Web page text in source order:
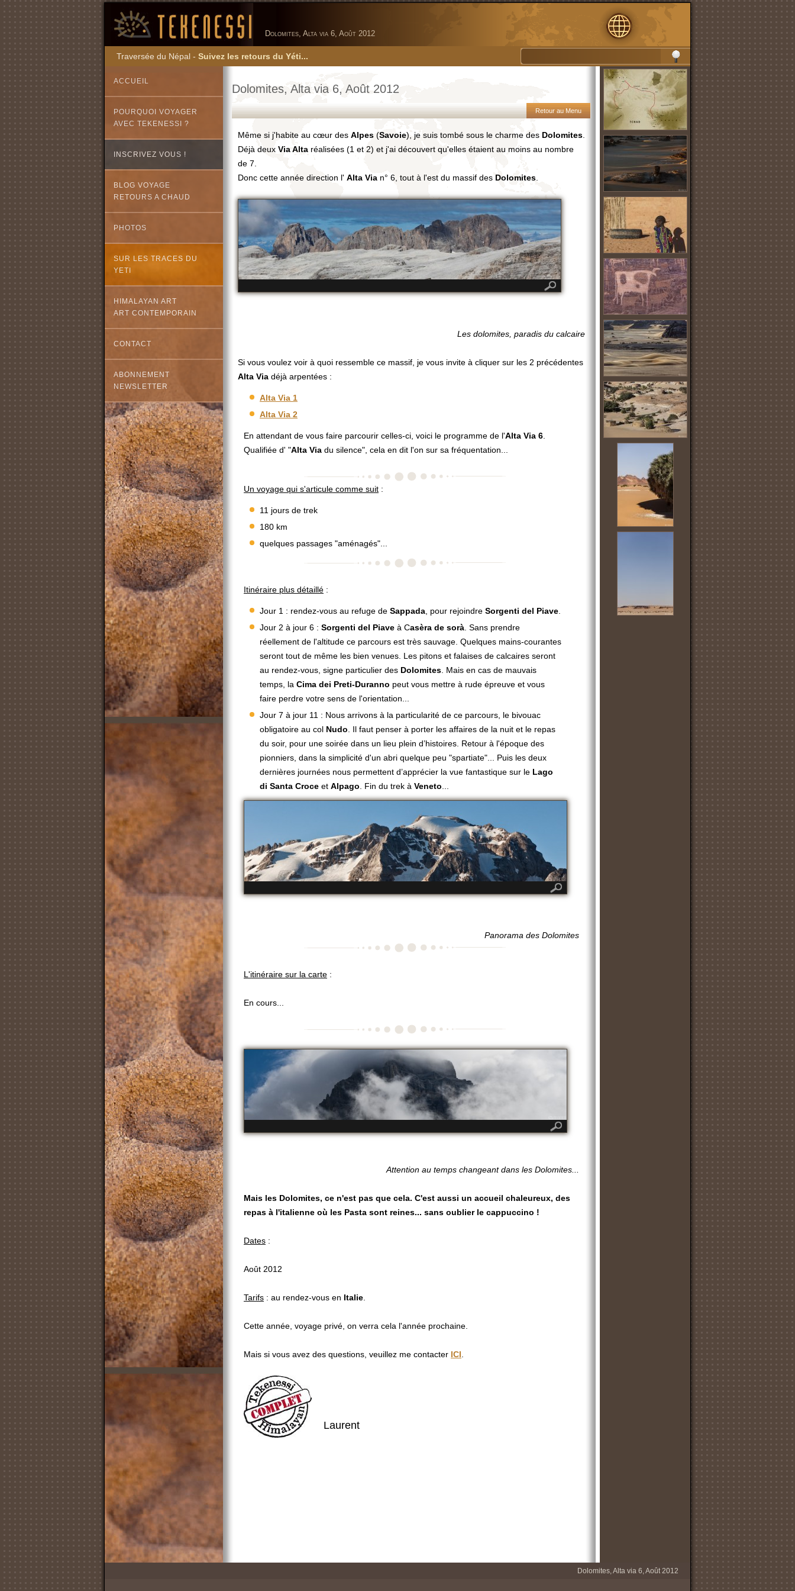
Dolomites, Alta via 6, Août 2012
Traversée du Népal - Suivez les retours du Yéti...
ACCUEIL
POURQUOI VOYAGER
AVEC TEKENESSI ?
INSCRIVEZ VOUS !
BLOG VOYAGE
RETOURS A CHAUD
PHOTOS
SUR LES TRACES DU
YETI
HIMALAYAN ART
ART CONTEMPORAIN
CONTACT
ABONNEMENT
NEWSLETTER
Dolomites, Alta via 6, Août 2012
Retour au Menu
Même si j'habite au cœur des Alpes (Savoie), je suis tombé sous le charme des Dolomites
Déjà deux Via Alta réalisées (1 et 2) et j'ai découvert qu'elles étaient au moins au nombre
de 7.
Donc cette année direction l' Alta Via n° 6, tout à l'est du massif des Dolomites
Les dolomites, paradis du calcaire
Si vous voulez voir à quoi ressemble ce massif, je vous invite à cliquer sur les 2 précédentes
Alta Via déjà arpentées :
Alta Via 1
Alta Via 2
En attendant de vous faire parcourir celles-ci, voici le programme de l'Alta Via 6
Qualifiée d' "Alta Via du silence", cela en dit l'on sur sa fréquentation...
Un voyage qui s'articule comme suit :
11 jours de trek
180 km
quelques passages "aménagés"...
Itinéraire plus détaillé :
Jour 1 : rendez-vous au refuge de Sappada , pour rejoindre Sorgenti del Piave
Jour 2 à jour 6 : Sorgenti del Piave à Casèra de sorà . Sans prendre
réellement de l'altitude ce parcours est très sauvage. Quelques mains-courantes
seront tout de même les bien venues. Les pitons et falaises de calcaires seront
au rendez-vous, signe particulier des Dolomites . Mais en cas de mauvais
temps, la Cima dei Preti-Duranno peut vous mettre à rude épreuve et vous
faire perdre votre sens de l'orientation...
Jour 7 à jour 11 : Nous arrivons à la particularité de ce parcours, le bivouac
obligatoire au col Nudo . Il faut penser à porter les affaires de la nuit et le repas
du soir, pour une soirée dans un lieu plein d’histoires. Retour à l'époque des
pionniers, dans la simplicité d'un abri quelque peu "spartiate"... Puis les deux
dernières journées nous permettent d’apprécier la vue fantastique sur le Lago
di Santa Croce et Alpago . Fin du trek à Veneto
Panorama des Dolomites
L'itinéraire sur la carte :
En cours...
Attention au temps changeant dans les Dolomites...
Mais les Dolomites, ce n'est pas que cela. C'est aussi un accueil chaleureux, des
repas à l'italienne où les Pasta sont reines... sans oublier le cappuccino !
Dates :
Août 2012
Tarifs : au rendez-vous en Italie
Cette année, voyage privé, on verra cela l'année prochaine.
Mais si vous avez des questions, veuillez me contacter ICI
Laurent
Dolomites, Alta via 6, Août 2012